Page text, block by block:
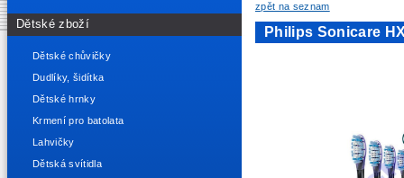
Dětské zboží
Dětské chůvičky
Dudlíky, šidítka
Dětské hrnky
Krmení pro batolata
Lahvičky
Dětská svítidla
zpět na seznam
Philips Sonicare